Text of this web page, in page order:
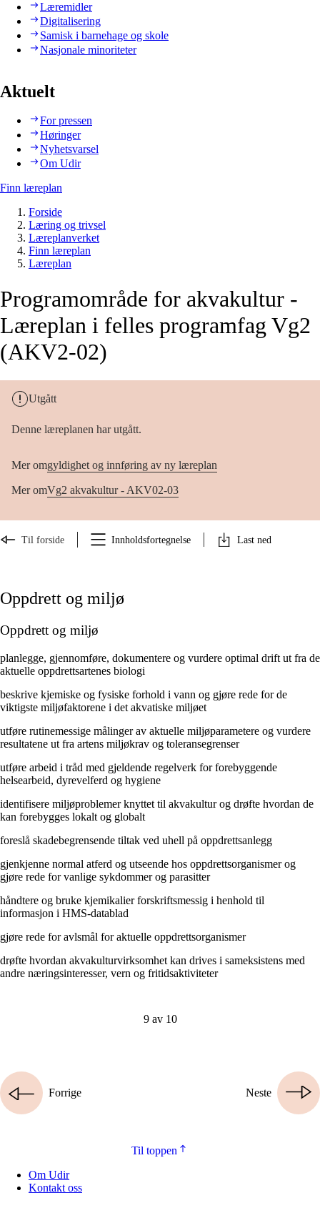
Læremidler
Digitalisering
Samisk i barnehage og skole
Nasjonale minoriteter
Aktuelt
For pressen
Høringer
Nyhetsvarsel
Om Udir
Finn læreplan
Forside
Læring og trivsel
Læreplanverket
Finn læreplan
Læreplan
Programområde for akvakultur -
Læreplan i felles programfag Vg2
(AKV2-02)
Utgått
Denne læreplanen har utgått.
Mer omgyldighet og innføring av ny læreplan
Mer omVg2 akvakultur - AKV02-03
Til forside Innholdsfortegnelse Last ned
Oppdrett og miljø
Oppdrett og miljø
planlegge, gjennomføre, dokumentere og vurdere optimal drift ut fra de
aktuelle oppdrettsartenes biologi
beskrive kjemiske og fysiske forhold i vann og gjøre rede for de
viktigste miljøfaktorene i det akvatiske miljøet
utføre rutinemessige målinger av aktuelle miljøparametere og vurdere
resultatene ut fra artens miljøkrav og toleransegrenser
utføre arbeid i tråd med gjeldende regelverk for forebyggende
helsearbeid, dyrevelferd og hygiene
identifisere miljøproblemer knyttet til akvakultur og drøfte hvordan de
kan forebygges lokalt og globalt
foreslå skadebegrensende tiltak ved uhell på oppdrettsanlegg
gjenkjenne normal atferd og utseende hos oppdrettsorganismer og
gjøre rede for vanlige sykdommer og parasitter
håndtere og bruke kjemikalier forskriftsmessig i henhold til
informasjon i HMS-datablad
gjøre rede for avlsmål for aktuelle oppdrettsorganismer
drøfte hvordan akvakulturvirksomhet kan drives i sameksistens med
andre næringsinteresser, vern og fritidsaktiviteter
9 av 10
Neste
Forrige
Til toppen
Om Udir
Kontakt oss